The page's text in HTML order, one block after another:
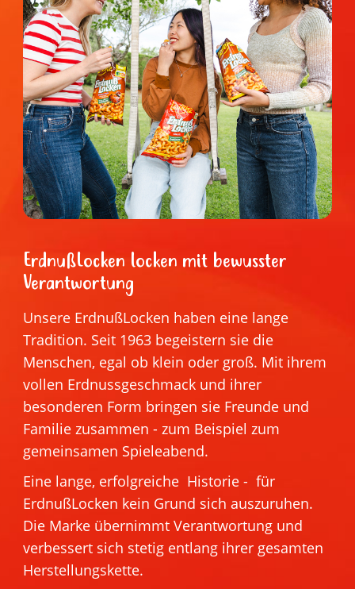
ErdnußLocken locken mit bewusster
Verantwortung
Unsere ErdnußLocken haben eine lange
Tradition. Seit 1963 begeistern sie die
Menschen, egal ob klein oder groß. Mit ihrem
vollen Erdnussgeschmack und ihrer
besonderen Form bringen sie Freunde und
Familie zusammen - zum Beispiel zum
gemeinsamen Spieleabend.
Eine lange, erfolgreiche Historie - für
ErdnußLocken kein Grund sich auszuruhen.
Die Marke übernimmt Verantwortung und
verbessert sich stetig entlang ihrer gesamten
Herstellungskette.